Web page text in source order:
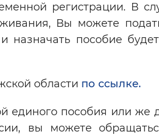
регистрации. В
Вы можете
и назначать пособие
области по ссылке.
единого пособия или же
вы можете